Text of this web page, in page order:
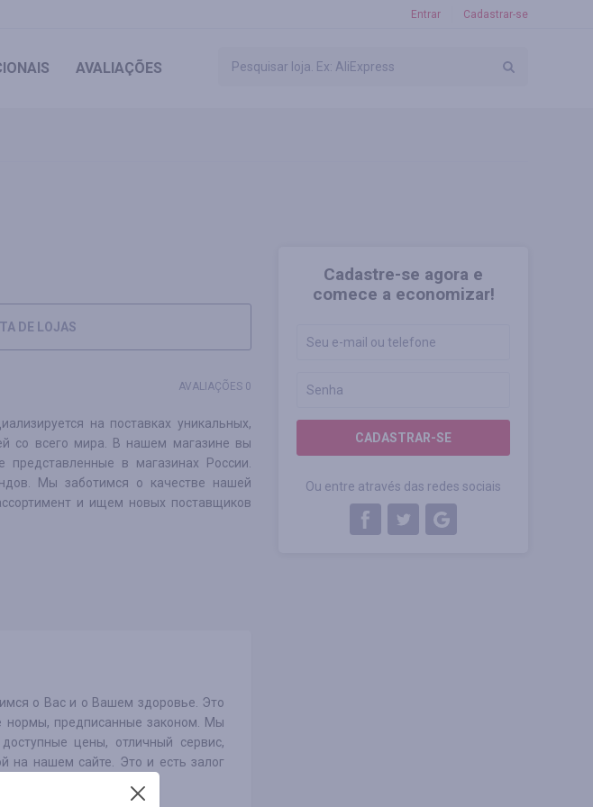
Entrar Cadastrar-se
AVALIAÇÕES
Cadastre-se agora e
comece a economizar!
CADASTRAR-SE
Ou entre através das redes sociais
DE LOJAS
AVALIAÇÕES 0
на поставках уникальных,
со всего мира. В нашем магазине вы
в магазинах России.
Мы заботимся о качестве нашей
и ищем новых поставщиков
о Вас и о Вашем здоровье. Это
нормы, предписанные законом. Мы
цены, отличный сервис,
на нашем сайте. Это и есть залог